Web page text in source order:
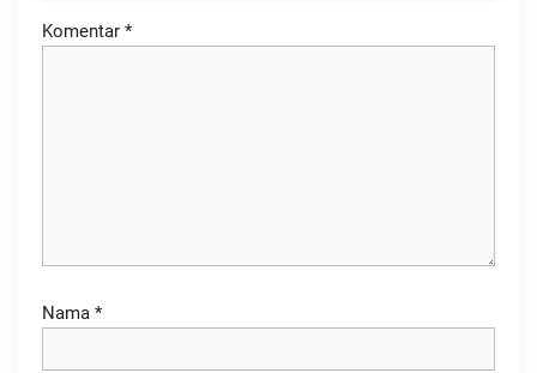
Komentar *
Nama *